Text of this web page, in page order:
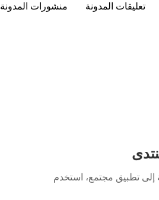
منشورات المدونة تعليقات المدونة